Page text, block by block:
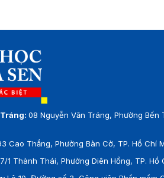
08 Nguyễn Văn Tráng, Phường Bến
Cao Thắng, Phường Bàn Cờ, TP. Hồ Chí
7/1 Thành Thái, Phường Diên Hồng, TP. Hồ